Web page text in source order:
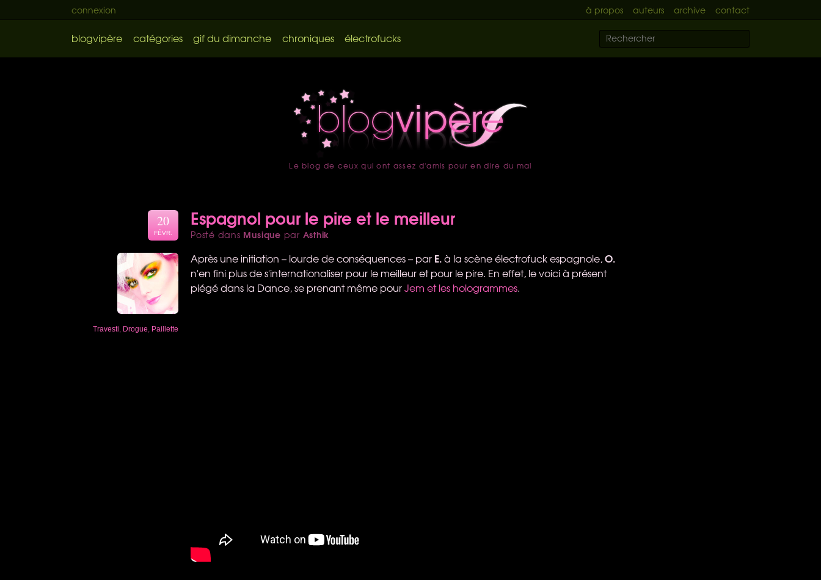
connexion à propos auteurs archive contact
blogvipère catégories gif du dimanche chroniques électrofucks
accueil
Le blog de ceux qui ont assez d'amis pour en dire du mal
Espagnol pour le pire et le meilleur
Posté dans Musique par Asthik
20
FÉVR.
Travesti Drogue Paillette
Après une initiation – lourde de conséquences – par E.à la scène électrofuck espagnole,O.
n'en fini plus de s'internationaliser pour le meilleur et pour le pire. En effet, le voici à présent
piégé dans la Dance, se prenant même pourJem et les hologrammes.